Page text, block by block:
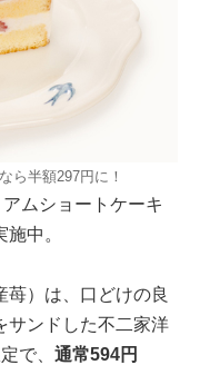
ら半額297円に！
ムショートケーキ
中。
）は、口どけの良
サンドした不二家洋
で、 通常594円